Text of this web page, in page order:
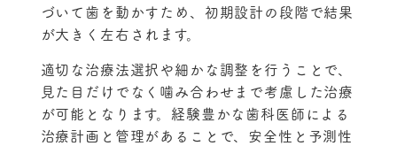
づいて歯を動かすため、初期設計の段階で結果
が大きく左右されます。
適切な治療法選択や細かな調整を行うことで、
見た目だけでなく噛み合わせまで考慮した治療
が可能となります。経験豊かな歯科医師による
治療計画と管理があることで、安全性と予測性